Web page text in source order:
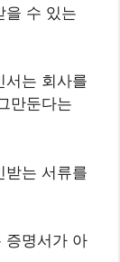
을 수 있는
서는 회사를
만둔다는
받는 서류를
증명서가 아